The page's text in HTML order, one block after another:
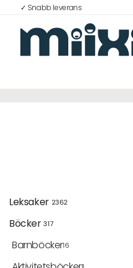
✓ Snabb leverans
Bli medlem i Club Miixi
Leksaker 2362
Böcker 317
Barnböcker16